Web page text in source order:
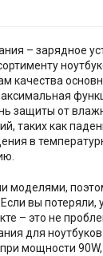
– зарядное
качества
защиты от
таких как
в
моделями,
вы потеряли,
– это не
для
мощности 90W,